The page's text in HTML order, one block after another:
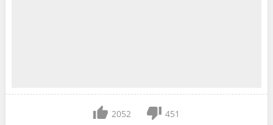
2052
451